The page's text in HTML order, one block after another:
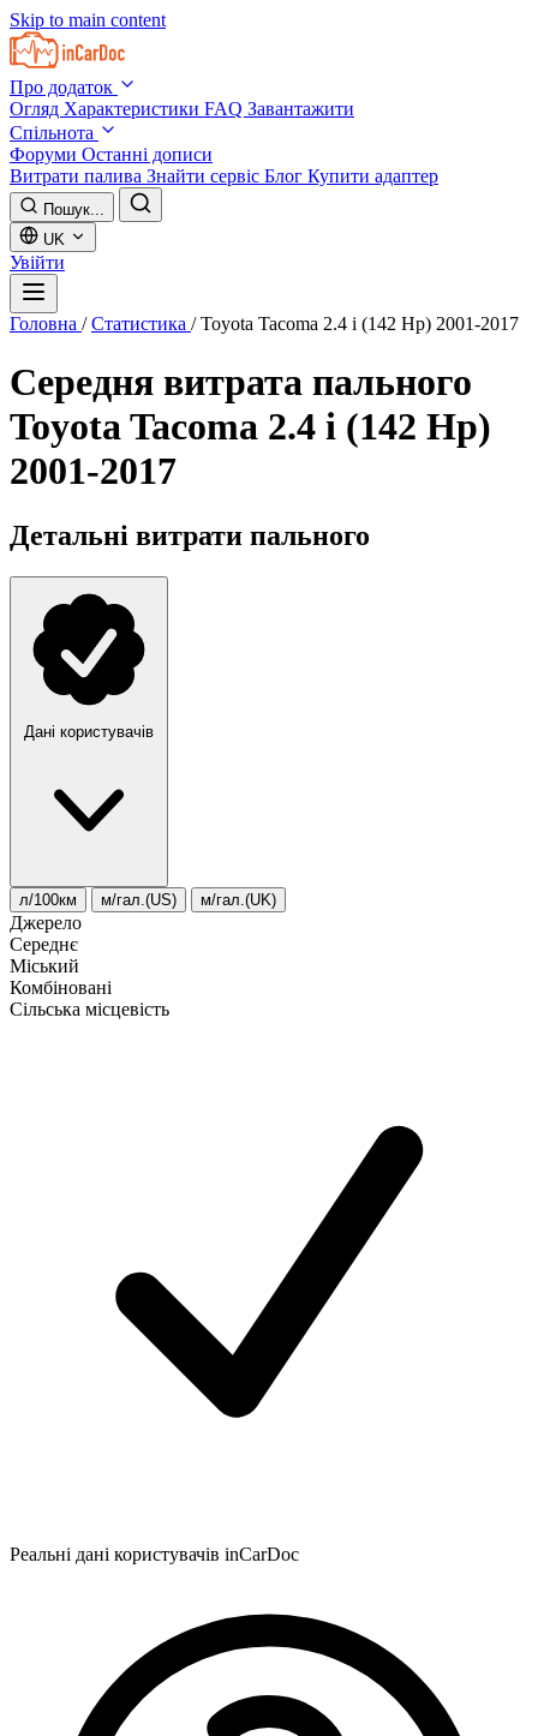
Skip to main content
Про додаток
Огляд Характеристики FAQ Завантажити
Спільнота
Форуми Останні дописи
Витрати палива Знайти сервіс Блог Купити адаптер
Пошук...
UK
Увійти
Головна / Статистика / Toyota Tacoma 2.4 i (142 Hp) 2001-2017
Середня витрата пального
Toyota Tacoma 2.4 i (142 Hp)
2001-2017
Детальні витрати пального
Дані користувачів
л/100км м/гал.(US) м/гал.(UK)
Джерело
Середнє
Міський
Комбіновані
Сільська місцевість
Реальні дані користувачів inCarDoc